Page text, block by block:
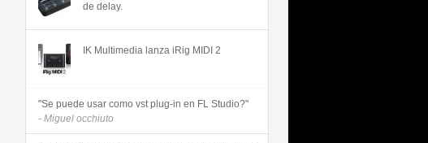
de delay.
IK Multimedia lanza iRig MIDI 2
"Se puede usar como vst plug-in en FL Studio?"
- Miguel occhiuto